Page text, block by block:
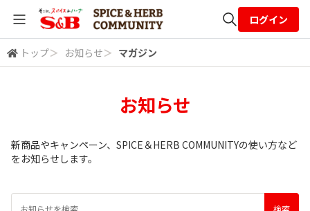
全体検索
ログイン
トップ＞ お知らせ＞ マガジン
お知らせ
新商品やキャンペーン、SPICE＆HERB COMMUNITYの使い方など
をお知らせします。